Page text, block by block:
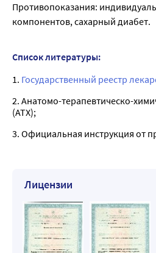
Противопоказания:
компонентов, сахарный диабет.
Список литературы:
1. Государственный реестр
2. Анатомо-терапевтическо-
(ATX);
3. Официальная инструкция от
Лицензии